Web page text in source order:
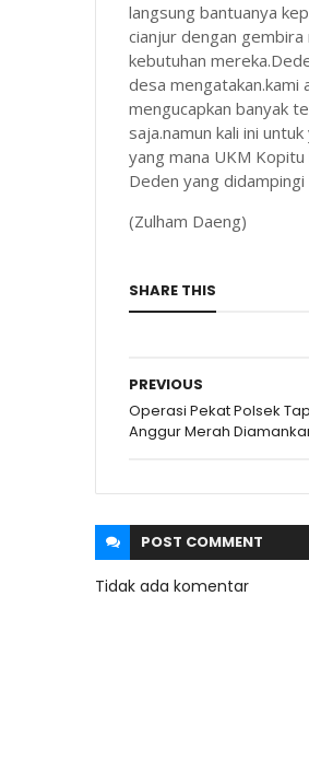
langsung bantuanya
cianjur dengan
kebutuhan
desa
mengucapkan banyak
saja.namun kali ini
yang mana UKM
Deden yang
(Zulham Daeng)
SHARE THIS
PREVIOUS
Operasi Pekat Polsek
Anggur Merah
POST COMMENT
Tidak ada komentar